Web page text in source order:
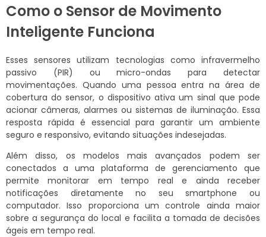
Como o Sensor de Movimento
Inteligente Funciona
Esses sensores utilizam tecnologias como infravermelho
passivo (PIR) ou micro-ondas para detectar
movimentações. Quando uma pessoa entra na área de
cobertura do sensor, o dispositivo ativa um sinal que pode
acionar câmeras, alarmes ou sistemas de iluminação. Essa
resposta rápida é essencial para garantir um ambiente
seguro e responsivo, evitando situações indesejadas.
Além disso, os modelos mais avançados podem ser
conectados a uma plataforma de gerenciamento que
permite monitorar em tempo real e ainda receber
notificações diretamente no seu smartphone ou
computador. Isso proporciona um controle ainda maior
sobre a segurança do local e facilita a tomada de decisões
ágeis em tempo real.